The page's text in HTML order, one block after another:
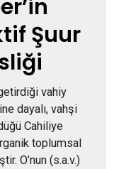
Şuur
vahiy
dayalı, vahşi
Cahiliye
toplumsal
O’nun (s.a.v.)